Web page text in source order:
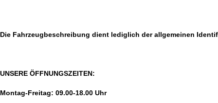
Die Fahrzeugbeschreibung dient lediglich der allgemeinen
UNSERE ÖFFNUNGSZEITEN:
Montag-Freitag: 09.00-18.00 Uhr